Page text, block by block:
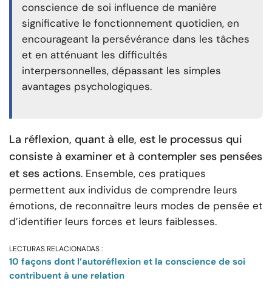
conscience de soi influence de manière
significative le fonctionnement quotidien, en
encourageant la persévérance dans les tâches
et en atténuant les difficultés
interpersonnelles, dépassant les simples
avantages psychologiques.
La réflexion, quant à elle, est le processus qui
consiste à examiner et à contempler ses pensées
et ses actions. Ensemble, ces pratiques
permettent aux individus de comprendre leurs
émotions, de reconnaître leurs modes de pensée et
d’identifier leurs forces et leurs faiblesses.
LECTURAS RELACIONADAS :
10 façons dont l’autoréflexion et la conscience de soi
contribuent à une relation